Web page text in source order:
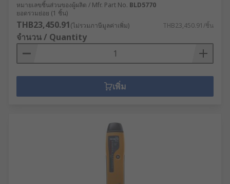
หมายเลขชิ้นส่วนของผู้ผลิต / Mfr. Part No. BLD5770
ยอดรวมย่อย (1 ชิ้น)
THB23,450.91(ไม่รวมภาษีมูลค่าเพิ่ม) THB23,450.91/ชิ้น
จำนวน / Quantity
เพิ่ม